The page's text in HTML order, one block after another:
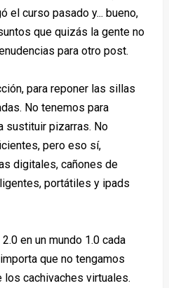
el curso pasado y... bueno,
que quizás la gente no
para otro post.
para reponer las sillas
No tenemos para
sustituir pizarras. No
pero eso sí,
digitales, cañones de
portátiles y ipads
en un mundo 1.0 cada
que no tengamos
cachivaches virtuales.